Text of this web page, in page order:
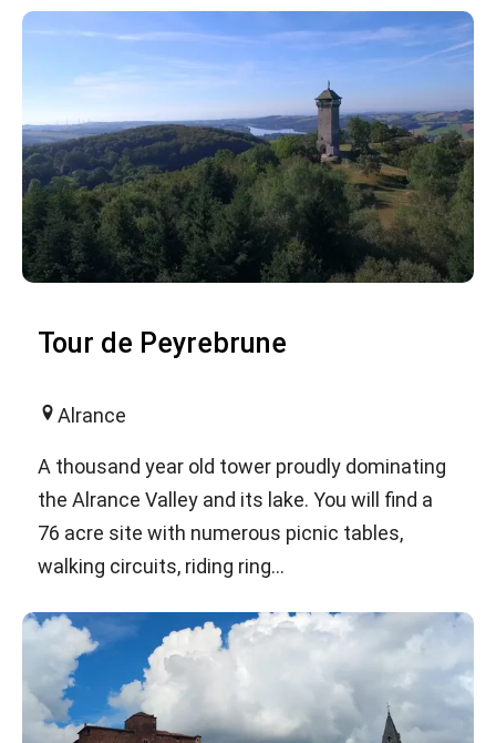
Tour de Peyrebrune
Alrance
A thousand year old tower proudly dominating
the Alrance Valley and its lake. You will find a
76 acre site with numerous picnic tables,
walking circuits, riding ring...